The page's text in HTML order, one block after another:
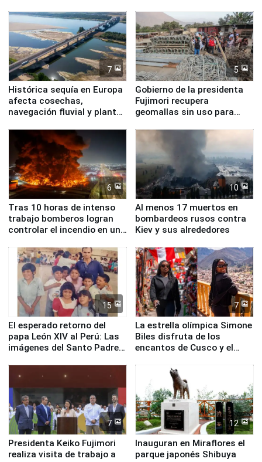
7
Histórica sequía en Europa
afecta cosechas,
navegación fluvial y plantas
5
Gobierno de la presidenta
Fujimori recupera
geomallas sin uso para
Fenómeno El Niño
6
Tras 10 horas de intenso
trabajo bomberos logran
controlar el incendio en una
de Chile
10
Al menos 17 muertos en
bombardeos rusos contra
Kiev y sus alrededores
15
El esperado retorno del
papa León XIV al Perú: Las
imágenes del Santo Padre
7
La estrella olímpica Simone
Biles disfruta de los
encantos de Cusco y el
7
Presidenta Keiko Fujimori
realiza visita de trabajo a
12
Inauguran en Miraflores el
parque japonés Shibuya